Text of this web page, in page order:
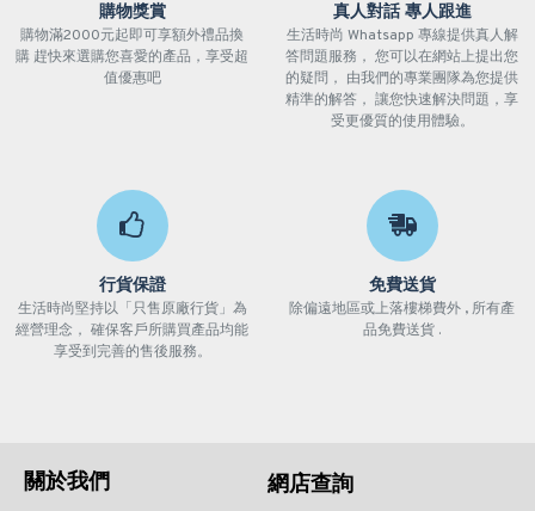
購物獎賞
購物滿2000元起即可享額外禮品換
購 趕快來選購您喜愛的產品，享受超
值優惠吧
真人對話 專人跟進
生活時尚 Whatsapp 專線提供真人解
答問題服務， 您可以在網站上提出您
的疑問， 由我們的專業團隊為您提供
精準的解答， 讓您快速解決問題，享
受更優質的使用體驗。
行貨保證
生活時尚堅持以「只售原廠行貨」為
經營理念， 確保客戶所購買產品均能
享受到完善的售後服務。
免費送貨
除偏遠地區或上落樓梯費外 , 所有產
品免費送貨 .
關於我們 網店查詢